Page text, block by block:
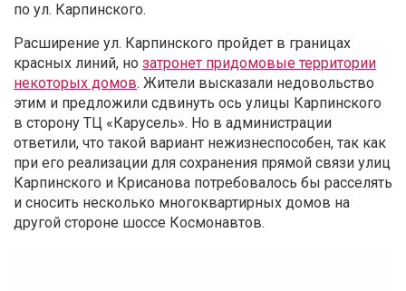
по ул. Карпинского.
Расширение ул. Карпинского пройдет в границах
красных линий, но затронет придомовые территории
некоторых домов. Жители высказали недовольство
этим и предложили сдвинуть ось улицы Карпинского
в сторону ТЦ «Карусель». Но в администрации
ответили, что такой вариант нежизнеспособен, так как
при его реализации для сохранения прямой связи улиц
Карпинского и Крисанова потребовалось бы расселять
и сносить несколько многоквартирных домов на
другой стороне шоссе Космонавтов.